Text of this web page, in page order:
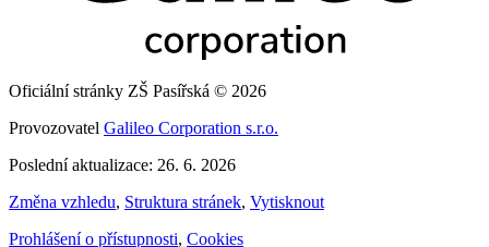
Oficiální stránky ZŠ Pasířská © 2026
Provozovatel Galileo Corporation s.r.o.
Poslední aktualizace: 26. 6. 2026
Změna vzhledu, Struktura stránek, Vytisknout
Prohlášení o přístupnosti, Cookies